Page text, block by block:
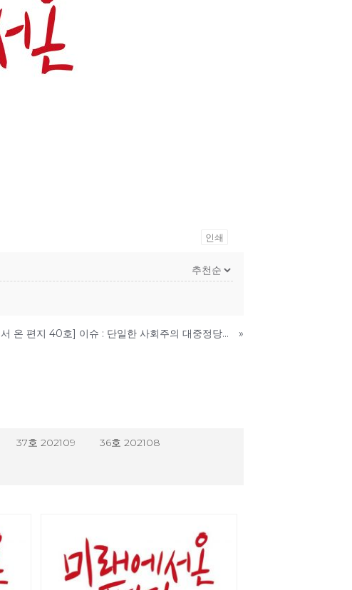
인쇄
[미래에서 온 편지 40호] 이슈 : 단일한 사회주의 대중정당의 탄생 »
37호 202109 36호 202108